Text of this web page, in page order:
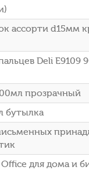
ассорти d15мм
Deli E9109
прозрачный
бутылка
для дома и